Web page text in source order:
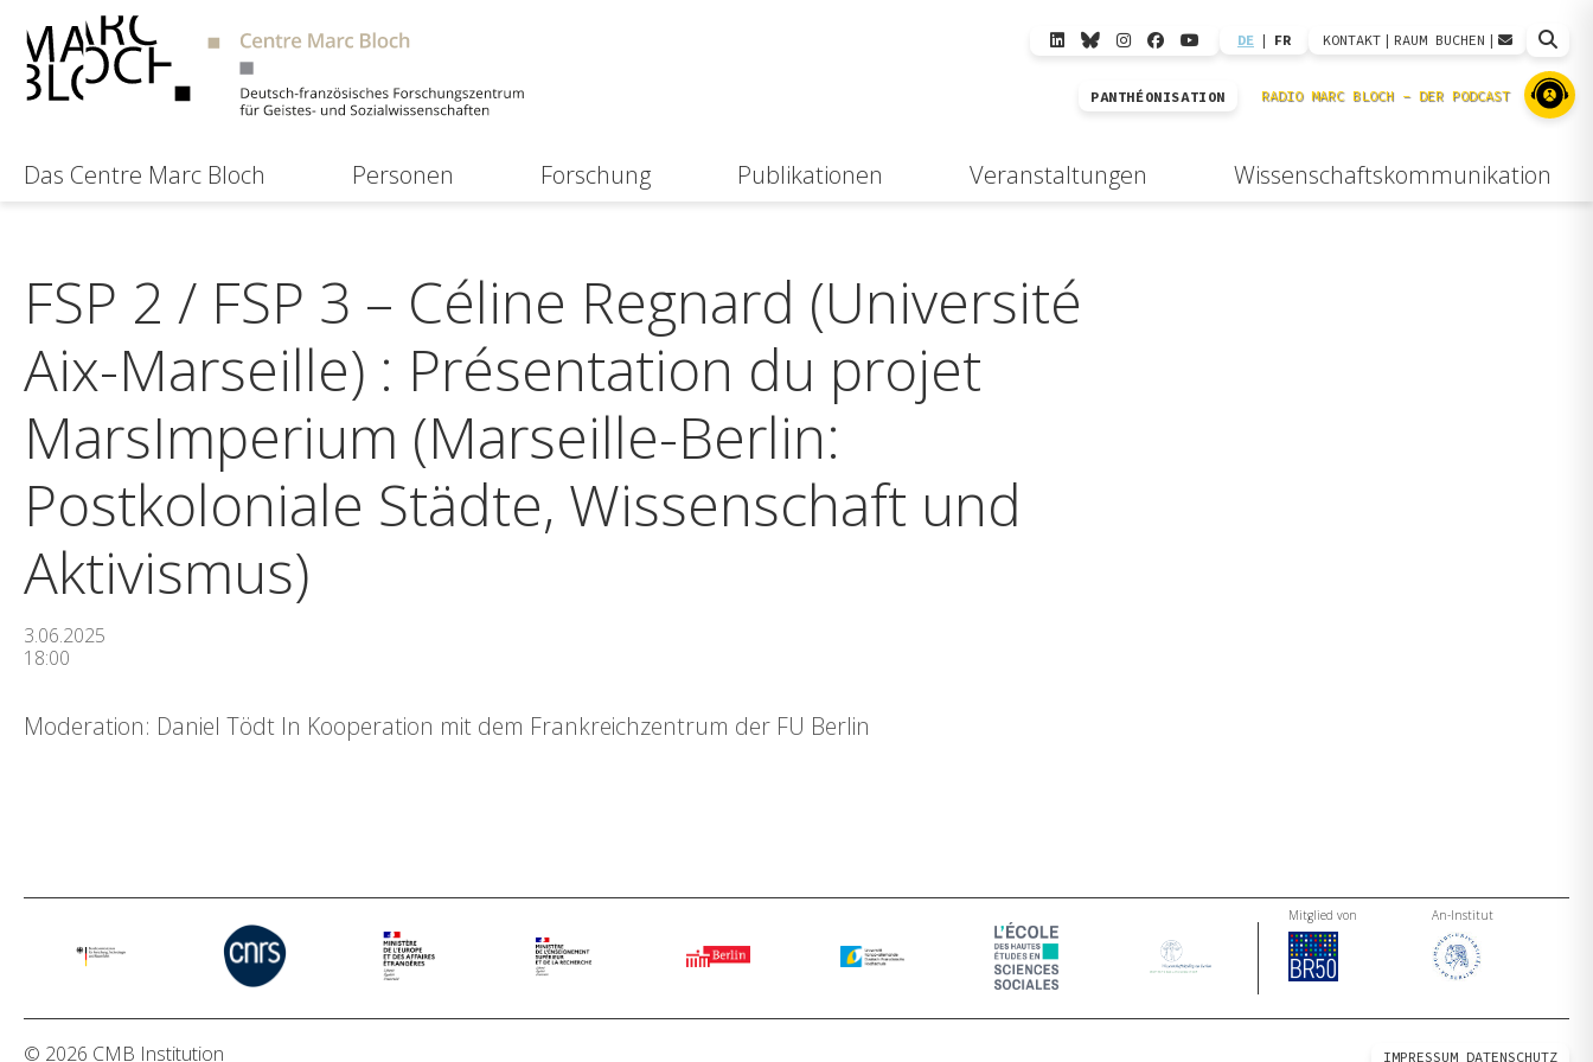
DE | FR KONTAKT | RAUM BUCHEN |
PANTHÉONISATION
Das Centre Marc Bloch Personen Forschung Publikationen Veranstaltungen Wissenschaftskommunikation
FSP 2 / FSP 3 – Céline Regnard (Université
Aix-Marseille) : Présentation du projet
MarsImperium (Marseille-Berlin:
Postkoloniale Städte, Wissenschaft und
Aktivismus)
3.06.2025
18:00
Moderation: Daniel Tödt In Kooperation mit dem Frankreichzentrum der FU Berlin
Mitglied von An-Institut
© 2026 CMB Institution IMPRESSUM DATENSCHUTZ